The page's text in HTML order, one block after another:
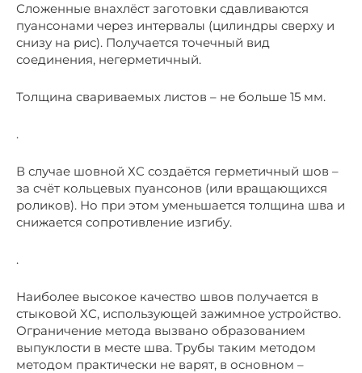
Сложенные внахлёст заготовки сдавливаются
пуансонами через интервалы (цилиндры сверху и
снизу на рис). Получается точечный вид
соединения, негерметичный.
Толщина свариваемых листов – не больше 15 мм.
.
В случае шовной ХС создаётся герметичный шов –
за счёт кольцевых пуансонов (или вращающихся
роликов). Но при этом уменьшается толщина шва и
снижается сопротивление изгибу.
.
Наиболее высокое качество швов получается в
стыковой ХС, использующей зажимное устройство.
Ограничение метода вызвано образованием
выпуклости в месте шва. Трубы таким методом
методом практически не варят, в основном –